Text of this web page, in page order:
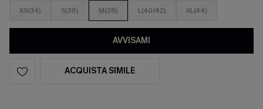
XS(34) S(36) M(38) L(40/42) XL(44)
AVVISAMI
ACQUISTA SIMILE